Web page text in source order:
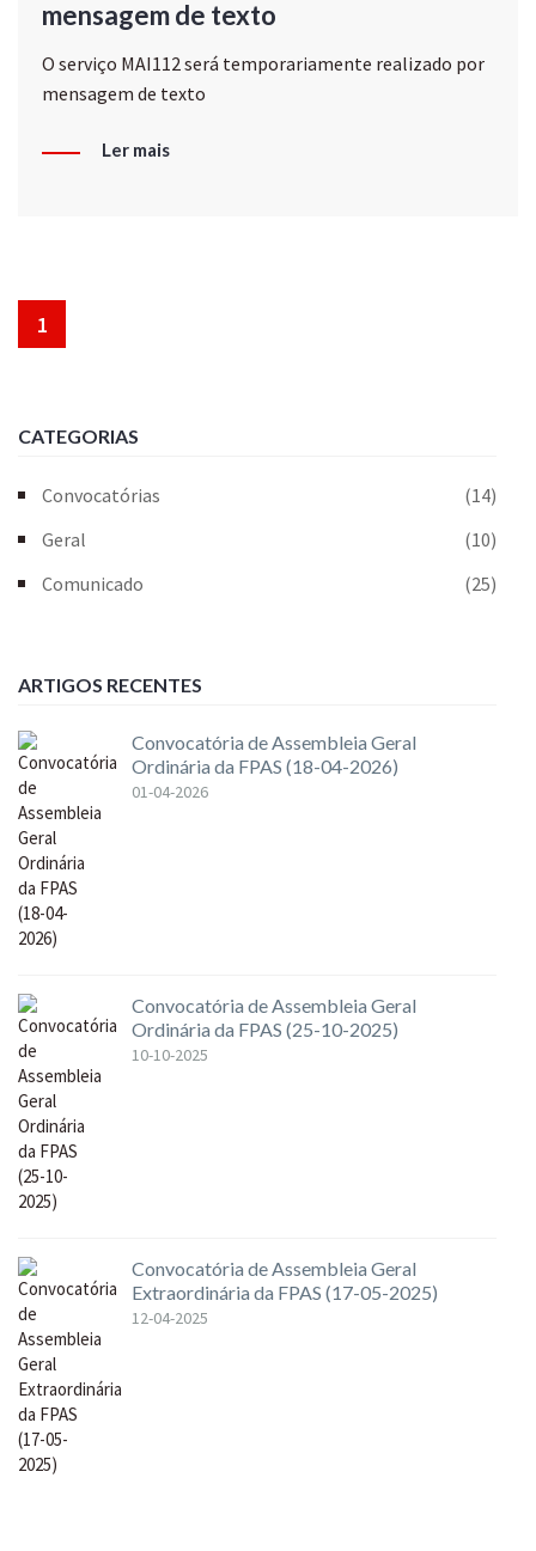
mensagem de texto
O serviço MAI112 será temporariamente realizado por
mensagem de texto
Ler mais
1
CATEGORIAS
Convocatórias
(14)
Geral
(10)
Comunicado
(25)
ARTIGOS RECENTES
Convocatória de Assembleia Geral
Ordinária da FPAS (18-04-2026)
01-04-2026
Convocatória de Assembleia Geral
Ordinária da FPAS (25-10-2025)
10-10-2025
Convocatória de Assembleia Geral
Extraordinária da FPAS (17-05-2025)
12-04-2025